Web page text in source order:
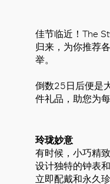
佳节临近！The
归来，为你推荐
举。
倒数25日后便是
件礼品，助您为
玲珑妙意
有时候，小巧精
设计独特的钟表
立即配戴和永久珍